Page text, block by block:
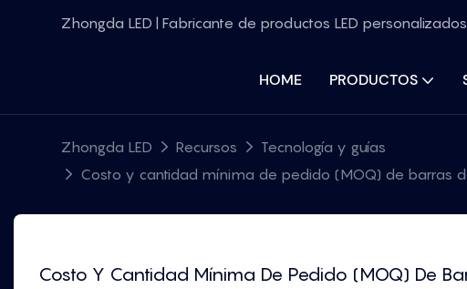
Zhongda LED | Fabricante de productos LED
HOME PRODUCTOS
Zhongda LED Recursos
Tecnología y guías
Costo y cantidad mínima de pedido (MOQ) de barras
Costo Y Cantidad Mínima De Pedido (MOQ) De